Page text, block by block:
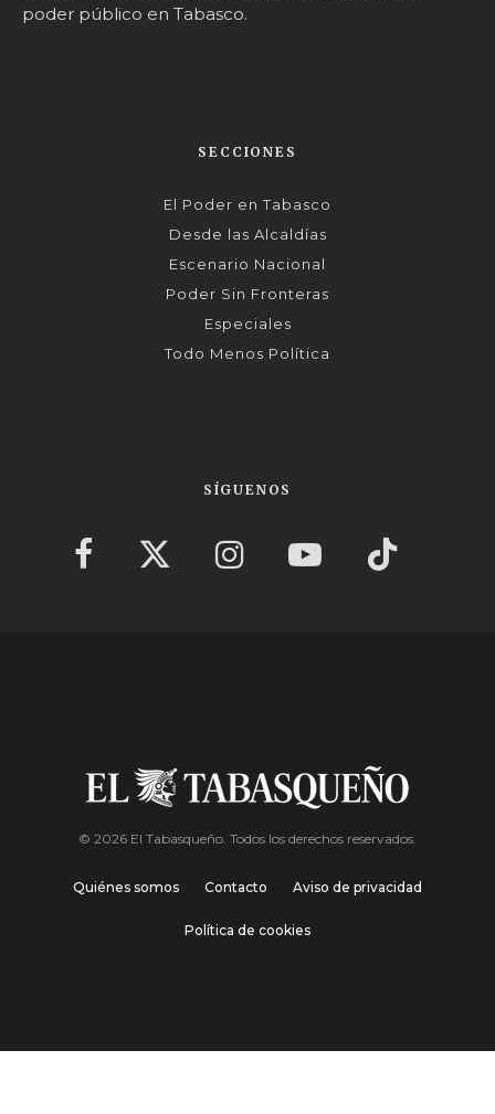
poder público en Tabasco.
SECCIONES
El Poder en Tabasco
Desde las Alcaldías
Escenario Nacional
Poder Sin Fronteras
Especiales
Todo Menos Política
SÍGUENOS
© 2026 El Tabasqueño. Todos los derechos reservados.
Quiénes somos Contacto Aviso de privacidad
Política de cookies